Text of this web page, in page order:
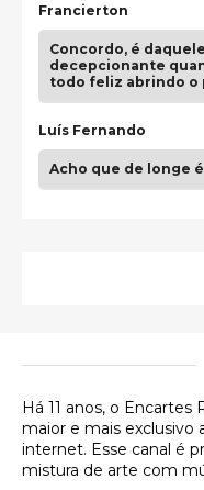
Francierton
Concordo, é
decepcionante
todo feliz abrindo o
Luís Fernando
Acho que de longe
Esse é de longe um
insanamente
Jonathan
Há 11 anos, o
maior e mais exclusivo
internet. Esse canal é
mistura de arte com